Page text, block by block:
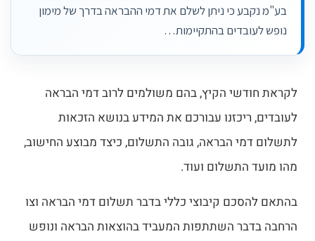
בע"מ נקבע כי ניתן לשלם את דמי ההבראה בדרך של מימון
נופש לעובדים בהתקיימות…
לקראת חודשי הקיץ, בהם משולמים לרוב דמי הבראה
לעובדים, ריכזנו עבורכם את המידע בנושא הזכאות
לתשלום דמי הבראה, גובה התשלום, כיצד מבוצע החישוב,
מהו מועד התשלום ועוד.
בהתאם להסכם קיבוצי כללי בדבר תשלום דמי הבראה וצו
הרחבה בדבר השתתפות המעביד בהוצאות הבראה ונופש